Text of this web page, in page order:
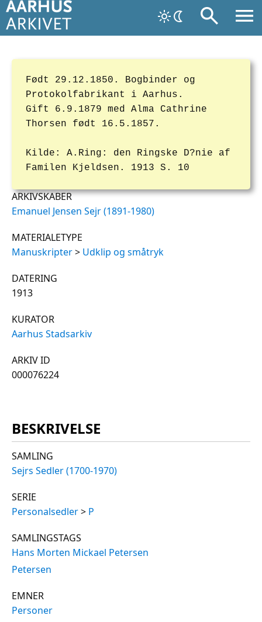
Født 29.12.1850. Bogbinder og
Protokolfabrikant i Aarhus.
Gift 6.9.1879 med Alma Cathrine
Thorsen født 16.5.1857.
Kilde: A.Ring: den Ringske D?nie af
Familen Kjeldsen. 1913 S. 10
ARKIVSKABER
Emanuel Jensen Sejr (1891-1980)
MATERIALETYPE
Manuskripter> Udklip og småtryk
DATERING
1913
KURATOR
Aarhus Stadsarkiv
ARKIV ID
000076224
BESKRIVELSE
SAMLING
Sejrs Sedler (1700-1970)
SERIE
Personalsedler> P
SAMLINGSTAGS
Hans Morten Mickael Petersen
Petersen
EMNER
Personer